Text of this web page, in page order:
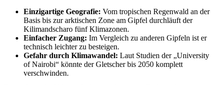
Einzigartige Geografie: Vom tropischen Regenwald an der
Basis bis zur arktischen Zone am Gipfel durchläuft der
Kilimandscharo fünf Klimazonen.
Einfacher Zugang: Im Vergleich zu anderen Gipfeln ist er
technisch leichter zu besteigen.
Gefahr durch Klimawandel: Laut Studien der „University
of Nairobi“ könnte der Gletscher bis 2050 komplett
verschwinden.